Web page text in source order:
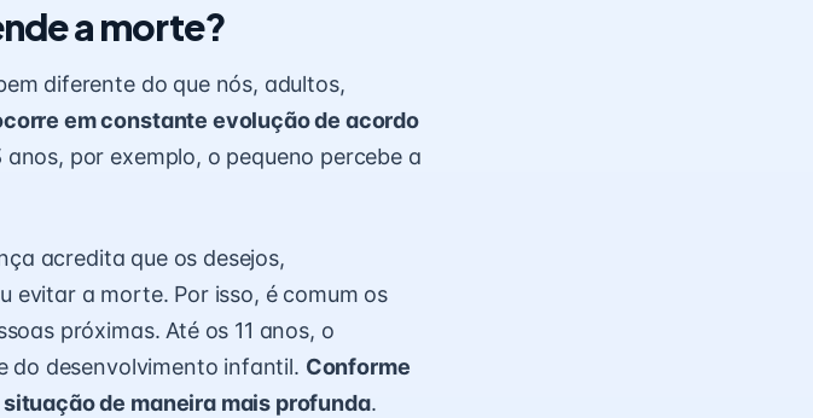
a morte?
diferente do que nós, adultos,
em constante evolução de acordo
anos, por exemplo, o pequeno percebe a
acredita que os desejos,
evitar a morte. Por isso, é comum os
próximas. Até os 11 anos, o
do desenvolvimento infantil. Conforme
de maneira mais profunda.